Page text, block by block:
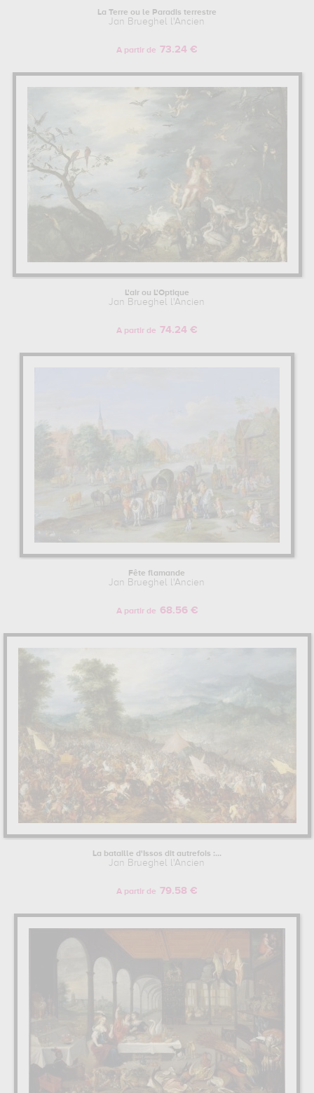
La Terre ou le Paradis terrestre
Jan Brueghel l'Ancien
A partir de 73.24 €
L'air ou L'Optique
Jan Brueghel l'Ancien
A partir de 74.24 €
Fête flamande
Jan Brueghel l'Ancien
A partir de 68.56 €
La bataille d'Issos dit autrefois :...
Jan Brueghel l'Ancien
A partir de 79.58 €